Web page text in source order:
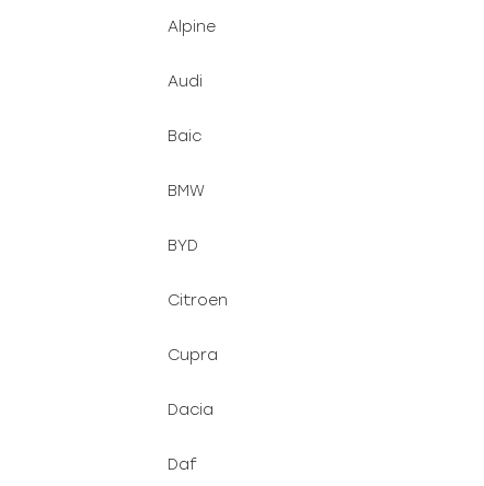
Alpine
Audi
Baic
BMW
BYD
Citroen
Cupra
Dacia
Daf